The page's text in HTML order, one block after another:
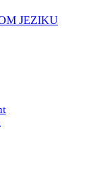
JEZIKU